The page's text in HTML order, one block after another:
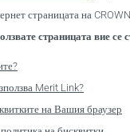
страницата на
страницата вие се
Merit Link?
на Вашия браузер